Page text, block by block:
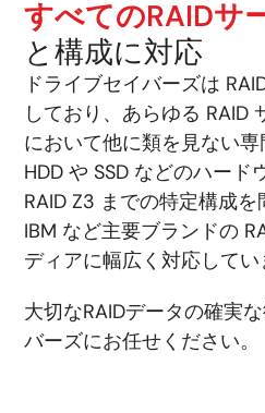
すべてのRAIDサ
と構成に対応
ドライブセイバーズは
しており、あらゆる RAID
において他に類を見ない専
HDD や SSD などのハード
RAID Z3 までの特定構成を
IBM など主要ブランドの
ディアに幅広く対応してい
大切なRAIDデータの確実
バーズにお任せください。